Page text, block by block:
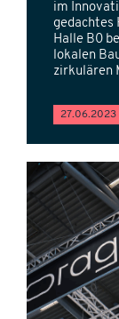
im
gedachtes
Halle B0
lokalen
zirkulären
27.06.2023